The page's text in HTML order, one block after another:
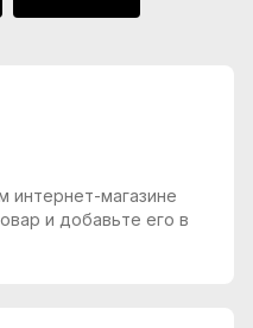
интернет-магазине
и добавьте его в